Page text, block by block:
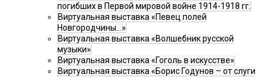
погибших в Первой мировой войне 1914-1918 гг.
Виртуальная выставка «Певец полей
Новгородчины…»
Виртуальная выставка «Волшебник русской
музыки»
Виртуальная выставка «Гоголь в искусстве»
Виртуальная выставка «Борис Годунов – от слуги